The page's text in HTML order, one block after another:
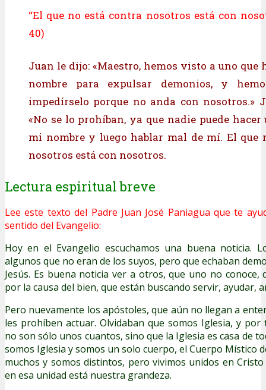
“El que no está contra nosotros está con
40)
Juan le dijo: «Maestro, hemos visto a uno que
nombre para expulsar demonios, y
impedírselo porque no anda con nosotros.»
«No se lo prohíban, ya que nadie puede
mi nombre y luego hablar mal de mí. El que
nosotros está con nosotros.
Lectura espiritual breve
Lee este texto del Padre Juan José Paniagua que te
sentido del Evangelio:
Hoy en el Evangelio escuchamos una buena noticia.
algunos que no eran de los suyos, pero que echaban
Jesús. Es buena noticia ver a otros, que uno no
por la causa del bien, que están buscando servir, ayudar,
Pero nuevamente los apóstoles, que aún no llegan a
les prohíben actuar. Olvidaban que somos Iglesia, y por
no son sólo unos cuantos, sino que la Iglesia es casa de
somos Iglesia y somos un solo cuerpo, el Cuerpo Místico
muchos y somos distintos, pero vivimos unidos en
en esa unidad está nuestra grandeza.